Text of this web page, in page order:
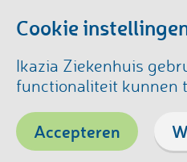
Cookie
Ikazia Ziekenhuis
functionaliteit kunnen
Accepteren